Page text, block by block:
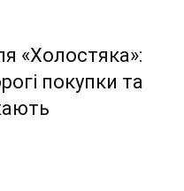
«Холостяка»:
покупки та